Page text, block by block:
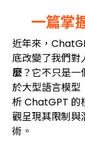
一篇掌
近年來，
底改變了我們對
麼？它不只是
於大型語言模型
析 ChatGPT 的
觀呈現其限制與
術。